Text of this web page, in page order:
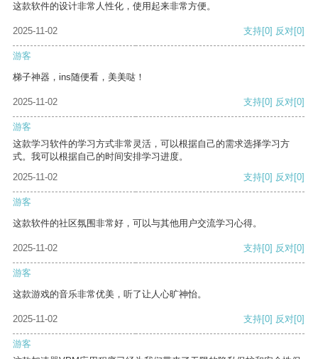
这款软件的设计非常人性化，使用起来非常方便。
2025-11-02 支持[0] 反对[0]
游客
梯子神器，ins随便看，美美哒！
2025-11-02 支持[0] 反对[0]
游客
这款学习软件的学习方式非常灵活，可以根据自己的需求选择学习方
式。我可以根据自己的时间安排学习进度。
2025-11-02
支持[0] 反对[0]
游客
这款软件的社区氛围非常好，可以与其他用户交流学习心得。
2025-11-02 支持[0] 反对[0]
游客
这款游戏的音乐非常优美，听了让人心旷神怡。
2025-11-02 支持[0] 反对[0]
游客